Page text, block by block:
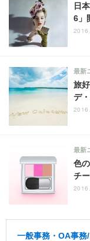
日
6」
旅
デ
最新
色
チ
最新
一般事務・OA事務